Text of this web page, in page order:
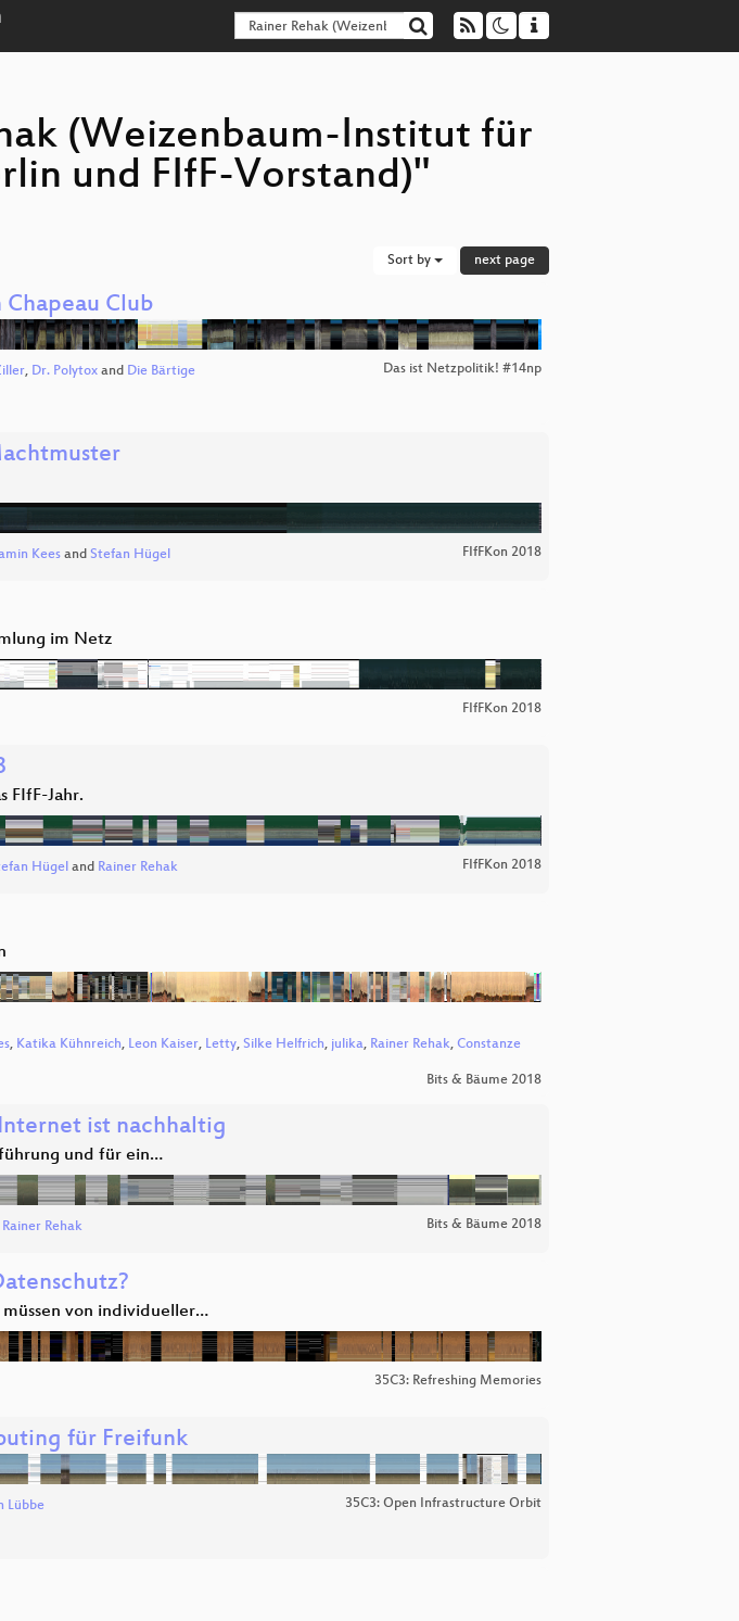
(Weizenbaum-Institut für
und FIfF-Vorstand)"
Sort by next page
Club
, Dr. Polytox and Die Bärtige Das ist Netzpolitik! #14np
Kees and Stefan Hügel FIfFKon 2018
im Netz
FIfFKon 2018
FIfF-Jahr.
Hügel and Rainer Rehak FIfFKon 2018
, Katika Kühnreich, Leon Kaiser, Letty, Silke Helfrich, julika, Rainer Rehak, Constanze
Bits & Bäume 2018
ist nachhaltig
und für ein…
Rainer Rehak Bits & Bäume 2018
von individueller…
35C3: Refreshing Memories
für Freifunk
Lübbe 35C3: Open Infrastructure Orbit